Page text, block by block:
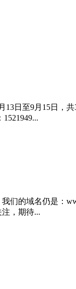
日至9月15日，共
们的域名仍是：
，期待...